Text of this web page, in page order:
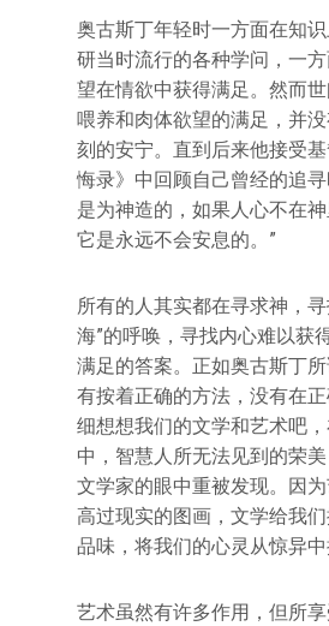
奥古斯丁年轻时一方面在知
研当时流行的各种学问，一
望在情欲中获得满足。然而
喂养和肉体欲望的满足，并
刻的安宁。直到后来他接受
悔录》中回顾自己曾经的追
是为神造的，如果人心不在神
它是永远不会安息的。”
所有的人其实都在寻求神，
海”的呼唤，寻找内心难以获
满足的答案。正如奥古斯丁
有按着正确的方法，没有在
细想想我们的文学和艺术吧
中，智慧人所无法见到的荣
文学家的眼中重被发现。因
高过现实的图画，文学给我
品味，将我们的心灵从惊异中
艺术虽然有许多作用，但所